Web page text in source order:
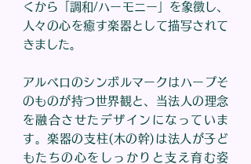
くから「調和/ハーモニー」を象徴し、
人々の心を癒す楽器として描写されて
きました。
アルベロのシンボルマークはハープそ
のものが持つ世界観と、当法人の理念
を融合させたデザインになっていま
す。楽器の支柱(木の幹)は法人が子ど
もたちの心をしっかりと支え育む姿